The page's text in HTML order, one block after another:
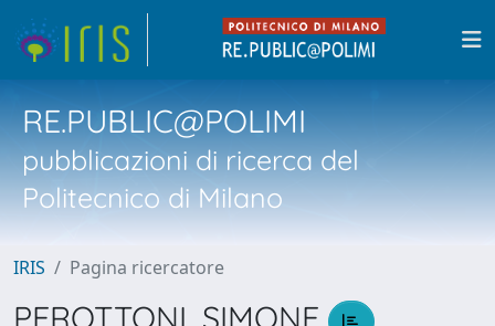
RE.PUBLIC@POLIMI
pubblicazioni di ricerca del
Politecnico di Milano
IRIS Pagina ricercatore
PEROTTONI, SIMONE